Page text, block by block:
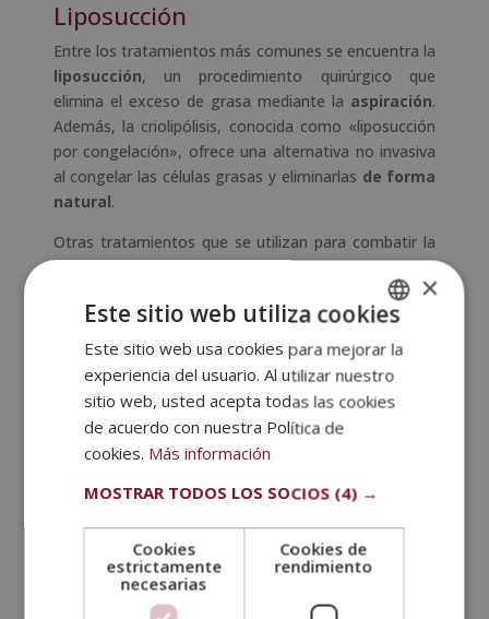
Liposucción
Entre los tratamientos más comunes se encuentra la
liposucción, un procedimiento quirúrgico que
elimina el exceso de grasa mediante la aspiración.
Además, la criolipólisis, conocida como «liposucción
por congelación», ofrece una alternativa no invasiva
al congelar las células grasas y eliminarlas de forma
natural.
Otras tratamientos que se utilizan para combatir la
grasa localizada y mejorar el contorno corporal son
la radiofrecuencia, la cavitación ultrasónica y la
lipólisis láser.
Tratamientos para la celulitis
En cuanto a la celulitis, hay varios tratamientos
como la mesoterapia, la terapia de vacío, la
radiofrecuencia y los masajes linfáticos. Todos ellos
textura de la piel.
Tratamientos de
rejuvenecimiento de la piel
Para tratar la flacidez cutánea, se emplean técnicas
SPANISH
PORTUGUESE
×
Este sitio web utiliza cookies
Este sitio web usa cookies para mejorar la
experiencia del usuario. Al utilizar nuestro
sitio web, usted acepta todas las cookies
de acuerdo con nuestra Política de
cookies. Más información
MOSTRAR TODOS LOS SOCIOS (4) →
Cookies
estrictamente
necesarias
Cookies de
rendimiento